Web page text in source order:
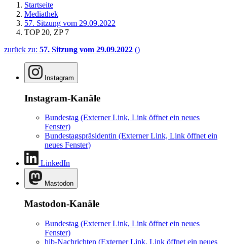
Startseite
Mediathek
57. Sitzung vom 29.09.2022
TOP 20, ZP 7
zurück zu: 57. Sitzung vom 29.09.2022 ()
Instagram
Instagram-Kanäle
Bundestag (Externer Link, Link öffnet ein neues
Fenster)
Bundestagspräsidentin (Externer Link, Link öffnet ein
neues Fenster)
LinkedIn
Mastodon
Mastodon-Kanäle
Bundestag (Externer Link, Link öffnet ein neues
Fenster)
hib-Nachrichten (Externer Link, Link öffnet ein neues